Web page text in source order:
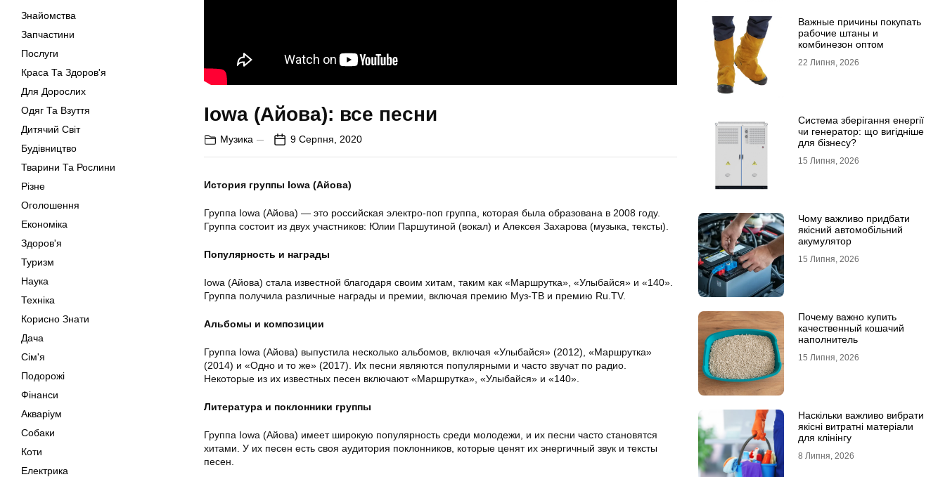
Знайомства
Запчастини
Послуги
Краса Та Здоров'я
Для Дорослих
Одяг Та Взуття
Дитячий Світ
Будівництво
Тварини Та Рослини
Різне
Оголошення
Економіка
Здоров'я
Туризм
Наука
Техніка
Корисно Знати
Дача
Сім'я
Подорожі
Фінанси
Акваріум
Собаки
Коти
Електрика
Iowa (Айова): все песни
Музика 9 Серпня, 2020
История группы Iowa (Айова)
Группа Iowa (Айова) — это российская электро-поп группа, которая была образована в 2008 году.
Группа состоит из двух участников: Юлии Паршутиной (вокал) и Алексея Захарова (музыка, тексты).
Популярность и награды
Iowa (Айова) стала известной благодаря своим хитам, таким как «Маршрутка», «Улыбайся» и «140».
Группа получила различные награды и премии, включая премию Муз-ТВ и премию Ru.TV.
Альбомы и композиции
Группа Iowa (Айова) выпустила несколько альбомов, включая «Улыбайся» (2012), «Маршрутка»
(2014) и «Одно и то же» (2017). Их песни являются популярными и часто звучат по радио.
Некоторые из их известных песен включают «Маршрутка», «Улыбайся» и «140».
Литература и поклонники группы
Группа Iowa (Айова) имеет широкую популярность среди молодежи, и их песни часто становятся
хитами. У их песен есть своя аудитория поклонников, которые ценят их энергичный звук и тексты
песен.
Важные причины покупать
рабочие штаны и
комбинезон оптом
22 Липня, 2026
Система зберігання енергії
чи генератор: що вигідніше
для бізнесу?
15 Липня, 2026
Чому важливо придбати
якісний автомобільний
акумулятор
15 Липня, 2026
Почему важно купить
качественный кошачий
наполнитель
15 Липня, 2026
Наскільки важливо вибрати
якісні витратні матеріали
для клінінгу
8 Липня, 2026